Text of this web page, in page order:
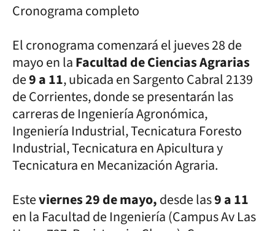
Cronograma completo
El cronograma comenzará el jueves 28 de
mayo en laFacultad de Ciencias Agrarias
de9 a 11, ubicada en Sargento Cabral 2139
de Corrientes, donde se presentarán las
carreras de Ingeniería Agronómica,
Ingeniería Industrial, Tecnicatura Foresto
Industrial, Tecnicatura en Apicultura y
Tecnicatura en Mecanización Agraria.
Esteviernes 29 de mayo,desde las9 a 11
en la Facultad de Ingeniería (Campus Av Las